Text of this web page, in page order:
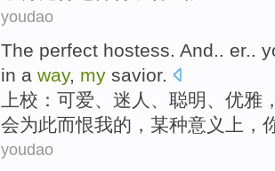
youdao
The perfect hostess. And.. er..
in a way, my savior.
上校：可爱、迷人、聪明、优雅
会为此而恨我的， 某种意义 上 ，
youdao